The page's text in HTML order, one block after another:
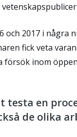
och 2017 i några
fick veta
försök inom
en
de olika